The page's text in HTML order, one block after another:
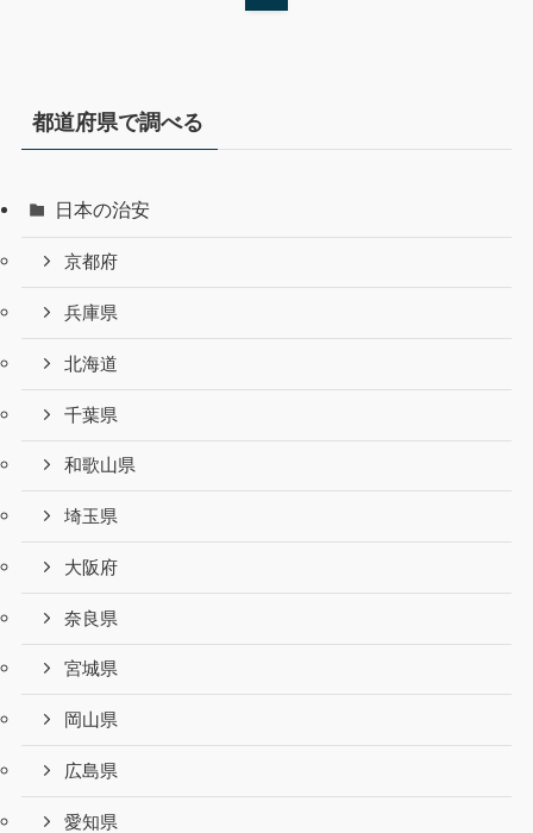
都道府県で調べる
日本の治安
京都府
兵庫県
北海道
千葉県
和歌山県
埼玉県
大阪府
奈良県
宮城県
岡山県
広島県
愛知県